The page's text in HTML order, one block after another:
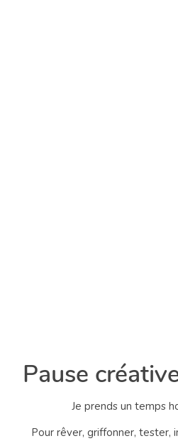
Pause
Je prends un temps
Pour rêver, griffonner, tester,